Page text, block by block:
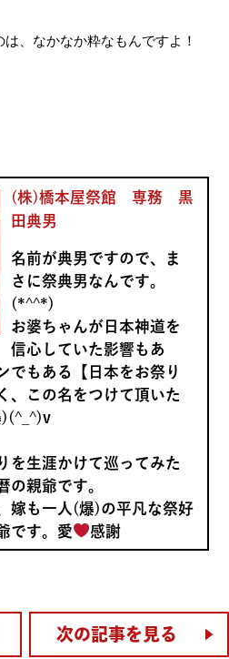
、なかなか粋なもんですよ！
(株)橋本屋祭館 専務 黒
田典男
名前が典男ですので、ま
さに祭典男なんです。
(*^^*)
お婆ちゃんが日本神道を
信心していた影響もあ
でもある【日本をお祭り
、この名をつけて頂いた
)(^_^)v
を生涯かけて巡ってみた
の親爺です。
嫁も一人(爆)の平凡な祭好
です。愛
感謝
次の記事を見る